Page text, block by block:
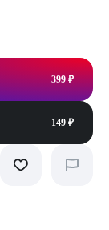
399 ₽
149 ₽